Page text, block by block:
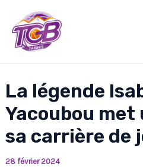
contenu
La légende
Yacoubou met
sa carrière de
28 février 2024